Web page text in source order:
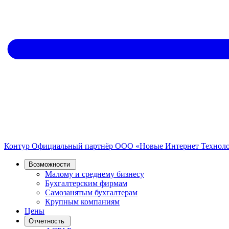
Контур Официальный партнёр ООО «Новые Интернет
Возможности
Малому и среднему бизнесу
Бухгалтерским фирмам
Самозанятым бухгалтерам
Крупным компаниям
Цены
Отчетность